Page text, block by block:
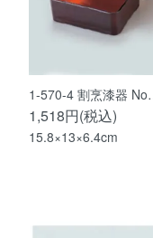
1-570-4 割烹漆器
1,518円(税込)
15.8×13×6.4cm